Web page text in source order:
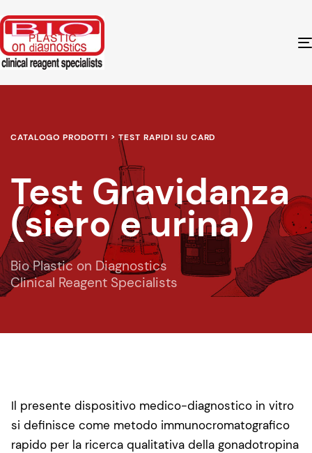
CATALOGO PRODOTTI > TEST RAPIDI SU CARD
Test Gravidanza
(siero e urina)
Bio Plastic on Diagnostics
Clinical Reagent Specialists
Il presente dispositivo medico-diagnostico in vitro
si definisce come metodo immunocromatografico
rapido per la ricerca qualitativa della gonadotropina